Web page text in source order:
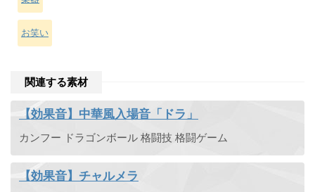
お笑い
関連する素材
【効果音】中華風入場音「ドラ」
カンフー ドラゴンボール 格闘技 格闘ゲーム
【効果音】チャルメラ